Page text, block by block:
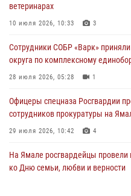
На Полярном круге Росгвардия
27 июля 2026, 09:04
ветеринарах
10 июля 2026, 10:33 3
Сотрудники СОБР «Варк»
округа по комплексному
28 июля 2026, 05:28 1
Офицеры спецназа Росгвардии
сотрудников прокуратуры на
29 июля 2026, 10:42 4
На Ямале росгвардейцы провели
ко Дню семьи, любви и верности